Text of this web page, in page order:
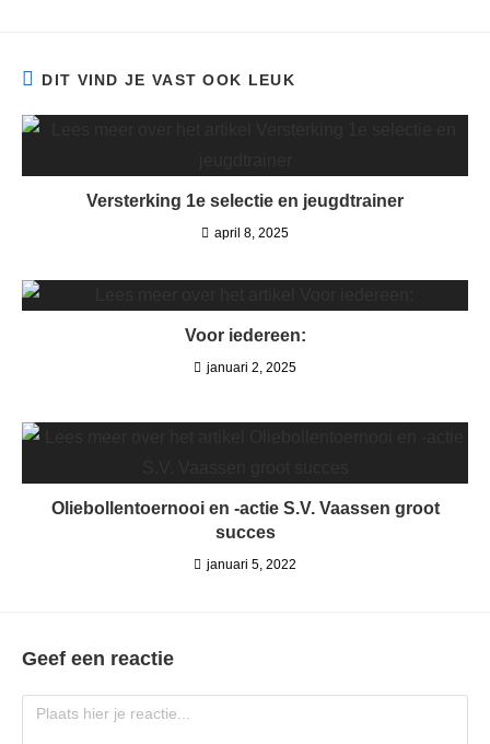
DIT VIND JE VAST OOK LEUK
Versterking 1e selectie en jeugdtrainer
april 8, 2025
Voor iedereen:
januari 2, 2025
Oliebollentoernooi en -actie S.V. Vaassen groot
succes
januari 5, 2022
Geef een reactie